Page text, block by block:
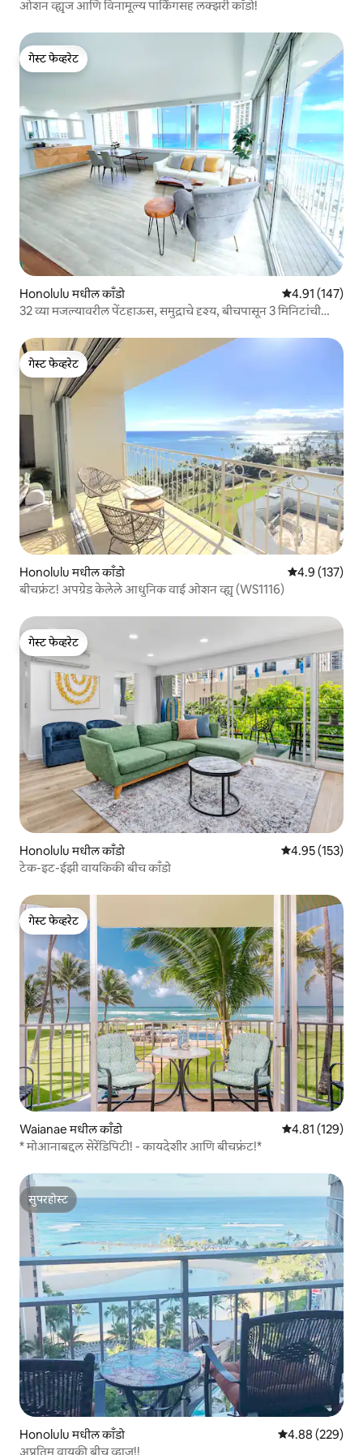
ओशन व्ह्यूज आणि विनामूल्य पार्किंगसह लक्झरी काँडो!
गेस्ट फेव्हरेट
गेस्ट फेव्हरेट
Honolulu मधील काँडो 5 पैकी 4.91
4.91 (147)
32 व्या मजल्यावरील पेंटहाऊस, समुद्राचे दृश्य, बीचपासून 3 मिनिटांची
गेस्ट फेव्हरेट
गेस्ट फेव्हरेट
Honolulu मधील काँडो 5 पैकी 4.9
4.9 (137)
बीचफ्रंट! अपग्रेड केलेले आधुनिक वाई ओशन व्ह्यू (WS1116)
गेस्ट फेव्हरेट
गेस्ट फेव्हरेट
Honolulu मधील काँडो 5 पैकी 4.95
4.95 (153)
टेक-इट-ईझी वायकिकी बीच काँडो
गेस्ट फेव्हरेट
गेस्ट फेव्हरेट
Waianae मधील काँडो 5 पैकी 4.81
4.81 (129)
* मोआनाबद्दल सेरेंडिपिटी! - कायदेशीर आणि बीचफ्रंट!*
सुपरहोस्ट
सुपरहोस्ट
Honolulu मधील काँडो 5 पैकी 4.88
4.88 (229)
अप्रतिम वायकी बीच व्ह्यूज!!